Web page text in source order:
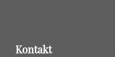
Kontakt